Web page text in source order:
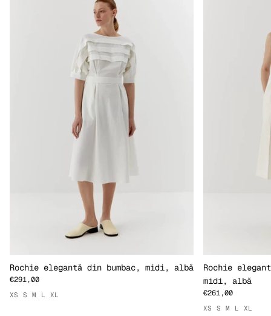
Rochie elegantă din bumbac, midi, albă
€291,00
XS S M L XL
Rochie
midi, albă
€261,00
XS S M L XL